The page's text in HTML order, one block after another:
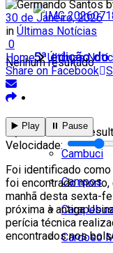
5ª edição
Todos
Cambuci
Campos
Carapebus
Cardoso
Nenhum resultado
Ver todos os
30 de Janeiro, 2026
in Últimas Notícias
0
Home
Últimas
Share on Facebook
▶️ Play ⏸️ Pause
Velocidade:
Foi identificado
foi encontrado
manhã desta sexta-
próxima à antiga
perícia técnica
encontrados nos